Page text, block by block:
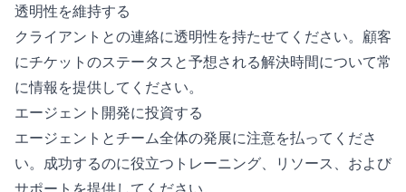
透明性を維持する
クライアントとの連絡に透明性を持たせてください。顧客
にチケットのステータスと予想される解決時間について常
に情報を提供してください。
エージェント開発に投資する
エージェントとチーム全体の発展に注意を払ってくださ
い。成功するのに役立つトレーニング、リソース、および
サポートを提供してください。